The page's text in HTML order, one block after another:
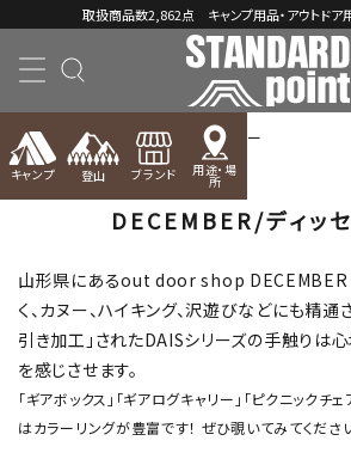
取扱商品数2,862点 キャンプ用品・アウトドア
キャンプ 登山 ブランド 用途・場
所
ACCOUNT MENU
meeting_room ログイン person 新規会員登録
コンテンツ
INFORMATION
TOP DECEMBER/ディッセンバー
DECEMBER/ディッ
山形県にあるout door shop DECEMBER
く、カヌー、ハイキング、沢遊びなどにも精通
引き加工」されたDAISシリーズの手触りは心
を感じさせます。
「ギアボックス」「ギアログキャリー」「ピクニックチェ
はカラーリングが豊富です！ ぜひ覗いてみてください